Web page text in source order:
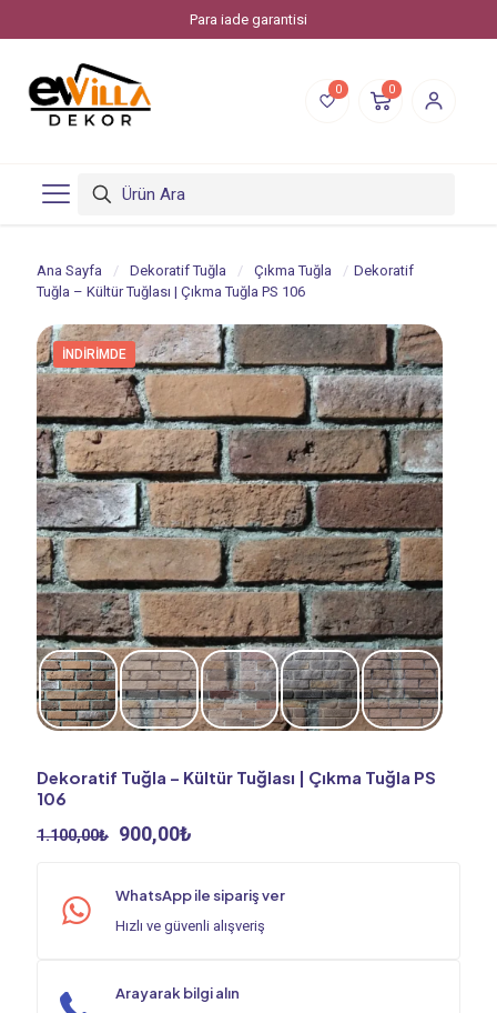
Para iade garantisi
0 0
Ana Sayfa / Dekoratif Tuğla / Çıkma Tuğla / Dekoratif
Tuğla – Kültür Tuğlası | Çıkma Tuğla PS 106
İNDIRIMDE
Dekoratif Tuğla – Kültür Tuğlası | Çıkma Tuğla PS
106
1.100,00₺ Orijinal
900,00₺
900,00₺.
WhatsApp ile sipariş ver
Hızlı ve güvenli alışveriş
Arayarak bilgi alın